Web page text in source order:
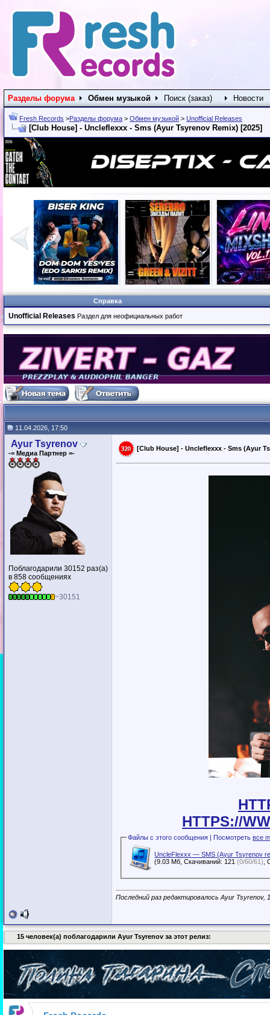
Разделы форума Обмен музыкой Поиск (заказ) Новости
Fresh Records >Разделы форума > Обмен музыкой > Unofficial Releases
[Club House] - Uncleflexxx - Sms (Ayur Tsyrenov Remix) [2025]
Справка
Unofficial Releases Раздел для неофициальных работ
11.04.2026, 17:50
Ayur Tsyrenov
-= Медиа Партнер =-
Поблагодарили 30152 раз(а)
в 858 сообщениях
~30151
[Club House] - Uncleflexxx - Sms (Ayur
HTTPS://
Файлы с этого сообщения | Посмотретьвсе
UncleFlexxx — SMS (Ayur Tsyrenov
(9.03 Мб, Скачиваний: 121(0/60/61)
Последний раз редактировалось Ayur Tsyrenov,
15 человек(а) поблагодарили Ayur Tsyrenov за этот релиз: